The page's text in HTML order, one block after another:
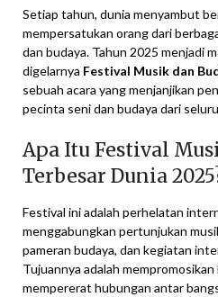
Setiap tahun, dunia menyambut
mempersatukan orang dari
dan budaya. Tahun 2025 menjadi
digelarnya Festival Musik dan
sebuah acara yang menjanjikan
pecinta seni dan budaya dari
Apa Itu Festival
Terbesar Dunia
Festival ini adalah perhelatan
menggabungkan pertunjukan
pameran budaya, dan kegiatan
Tujuannya adalah
mempererat hubungan antar